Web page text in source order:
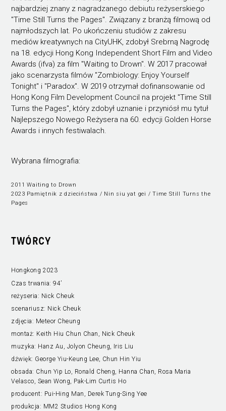
TWÓRCY
Hongkong 2023
Czas trwania: 94’
reżyseria: Nick Cheuk
scenariusz: Nick Cheuk
zdjęcia: Meteor Cheung
montaż: Keith Hiu Chun Chan, Nick Cheuk
muzyka: Hanz Au, Jolyon Cheung, Iris Liu
dźwięk: George Yiu-Keung Lee, Chun Hin Yiu
obsada: Chun Yip Lo, Ronald Cheng, Hanna Chan, Rosa Maria
Velasco, Sean Wong, Pak-Lim Curtis Ho
producent: Pui-Hing Man, Derek Tung-Sing Yee
produkcja: MM2 Studios Hong Kong
najbardziej znany z nagradzanego debiutu reżyserskiego
"Time Still Turns the Pages". Związany z branżą filmową od
najmłodszych lat. Po ukończeniu studiów z zakresu
mediów kreatywnych na CityUHK, zdobył Srebrną Nagrodę
na 18. edycji Hong Kong Independent Short Film and Video
Awards (ifva) za film "Waiting to Drown". W 2017 pracował
jako scenarzysta filmów "Zombiology: Enjoy Yourself
Tonight" i "Paradox". W 2019 otrzymał dofinansowanie od
Hong Kong Film Development Council na projekt "Time Still
Turns the Pages", który zdobył uznanie i przyniósł mu tytuł
Najlepszego Nowego Reżysera na 60. edycji Golden Horse
Awards i innych festiwalach.
Wybrana filmografia:
2011 Waiting to Drown
2023 Pamiętnik z dzieciństwa / Nin siu yat gei / Time Still Turns the
Pages